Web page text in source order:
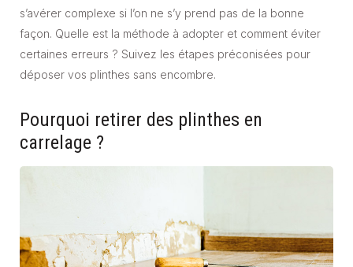
s’avérer complexe si l’on ne s’y prend pas de la bonne
façon. Quelle est la méthode à adopter et comment éviter
certaines erreurs ? Suivez les étapes préconisées pour
déposer vos plinthes sans encombre.
Pourquoi retirer des plinthes en
carrelage ?